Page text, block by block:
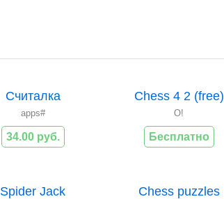
Считалка
apps#
34.00 руб.
Chess 4 2 (free)
O!
Бесплатно
Spider Jack Chess puzzles